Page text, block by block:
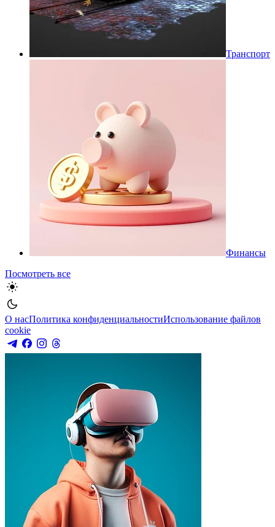
Транспорт
Финансы
Посмотреть все
О насПолитика конфиденциальностиИспользование файлов
cookie